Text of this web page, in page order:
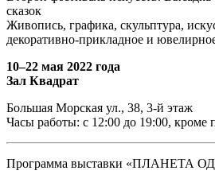
сказок
Живопись, графика, скульптура,
декоративно-прикладное и
10–22 мая 2022 года
Зал Квадрат
Большая Морская ул., 38, 3-й этаж
Часы работы: с 12:00 до 19:00, кроме
Программа выставки «ПЛАНЕТА